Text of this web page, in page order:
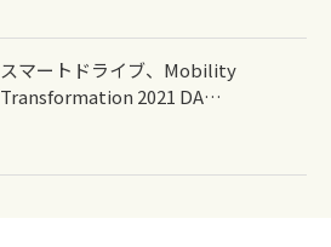
スマートドライブ、Mobility
Transformation 2021 DA…